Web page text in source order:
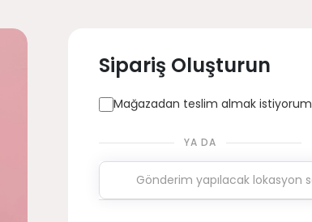
Sipariş Oluşturun
Mağazadan teslim almak istiyorum
YA DA